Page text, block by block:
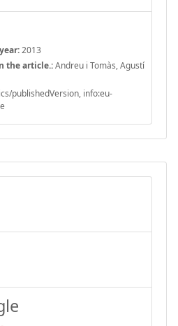
2013
the article.:Andreu i Tomàs, Agustí
publishedVersion, info:eu-